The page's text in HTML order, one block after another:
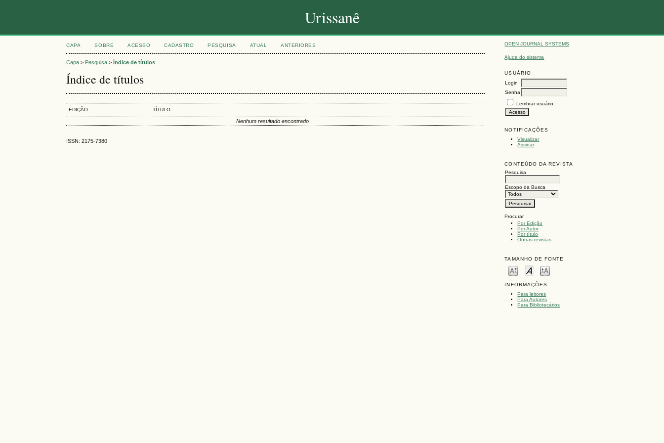
Urissanê
OPEN JOURNAL SYSTEMS
Ajuda do sistema
USUÁRIO
Login
Senha
Lembrar usuário
NOTIFICAÇÕES
Visualizar
Assinar
CONTEÚDO DA REVISTA
Pesquisa
Escopo da Busca
Procurar
Por Edição
Por Autor
Por título
Outras revistas
TAMANHO DE FONTE
INFORMAÇÕES
Para leitores
Para Autores
Para Bibliotecários
CAPA SOBRE ACESSO CADASTRO PESQUISA ATUAL ANTERIORES
Capa > Pesquisa >Índice de títulos
Índice de títulos
EDIÇÃO TÍTULO
Nenhum resultado encontrado
ISSN: 2175-7380